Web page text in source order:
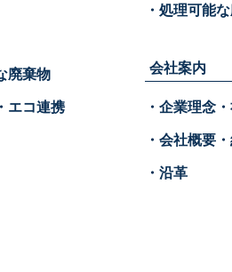
廃棄物
エコ連携
・処理可能
会社案内
・企業理念
・会社概要
・沿革